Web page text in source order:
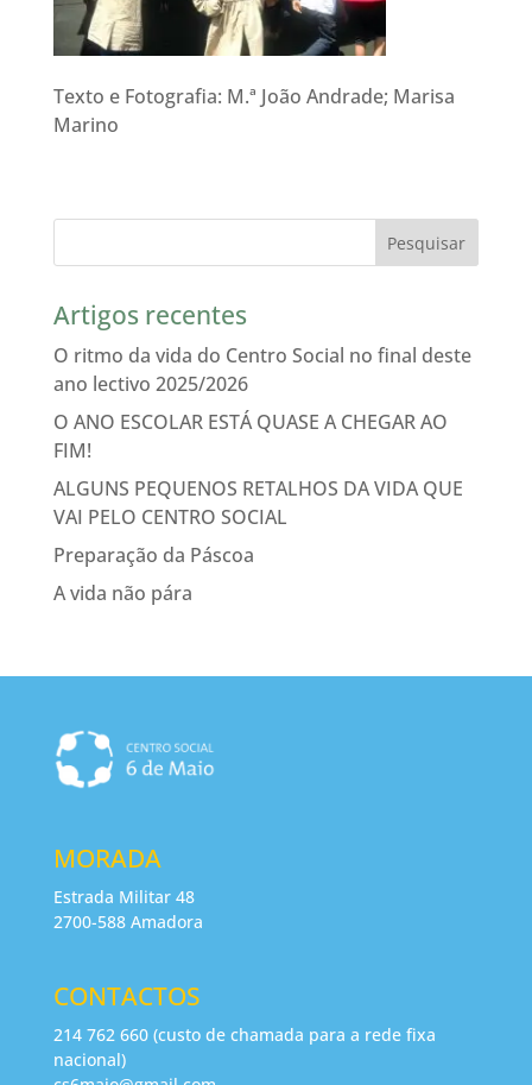
Texto e Fotografia: M.ª João Andrade; Marisa
Marino
Artigos recentes
O ritmo da vida do Centro Social no final deste
ano lectivo 2025/2026
O ANO ESCOLAR ESTÁ QUASE A CHEGAR AO
FIM!
ALGUNS PEQUENOS RETALHOS DA VIDA QUE
VAI PELO CENTRO SOCIAL
Preparação da Páscoa
A vida não pára
MORADA
Estrada Militar 48
2700-588 Amadora
CONTACTOS
214 762 660 (custo de chamada para a rede fixa
nacional)